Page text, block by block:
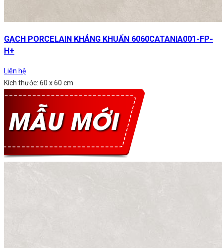
GẠCH PORCELAIN KHÁNG KHUẨN 6060CATANIA001-FP-
H+
Liên hệ
Kích thước: 60 x 60 cm